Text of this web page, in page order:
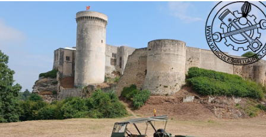
Véhicules Militaires .com
Bienvenue sur LE forum des passionnés de Véhicules Militaires de toutes nationalités et de
toutes époques. De nombreuses rubriques sont à votre disposition pour vous venir en aide,
ou simplement partager vos activités.